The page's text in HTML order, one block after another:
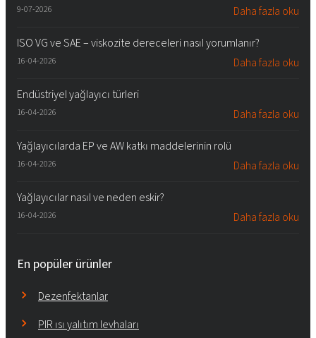
9-07-2026 Daha fazla oku
ISO VG ve SAE – viskozite dereceleri nasıl yorumlanır?
16-04-2026 Daha fazla oku
Endüstriyel yağlayıcı türleri
16-04-2026 Daha fazla oku
Yağlayıcılarda EP ve AW katkı maddelerinin rolü
16-04-2026 Daha fazla oku
Yağlayıcılar nasıl ve neden eskir?
16-04-2026 Daha fazla oku
En popüler ürünler
Dezenfektanlar
PIR ısı yalıtım levhaları